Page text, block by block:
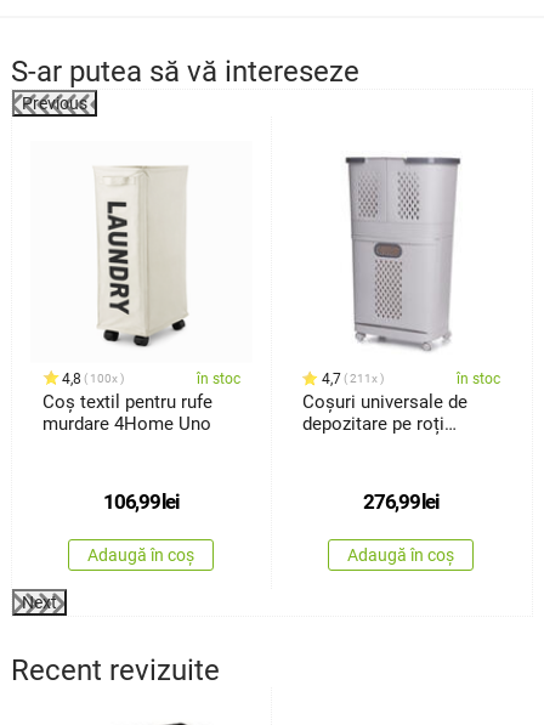
S-ar putea să vă intereseze
Previous
4,8 100x în stoc
Coș textil pentru rufe
murdare 4Home Uno
106,99 lei
Adaugă în coș
4,7 211x în stoc
Coșuri universale de
depozitare pe roți
276,99 lei
Adaugă în coș
Next
Recent revizuite